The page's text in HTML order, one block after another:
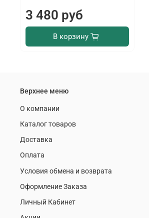
3 480 руб
В корзину
Верхнее меню
О компании
Каталог товаров
Доставка
Оплата
Условия обмена и возврата
Оформление Заказа
Личный Кабинет